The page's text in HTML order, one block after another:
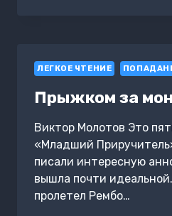
ЛЕГКОЕ ЧТЕНИЕ
Прыжком за
Виктор Молотов Это
«Младший
писали интересную
вышла почти
пролетел Рембо…